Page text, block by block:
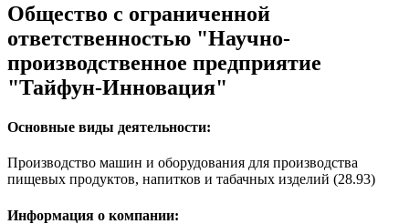
Общество с ограниченной
ответственностью "Научно-
производственное предприятие
"Тайфун-Инновация"
Основные виды деятельности:
Производство машин и оборудования для производства
пищевых продуктов, напитков и табачных изделий (28.93)
Информация о компании: